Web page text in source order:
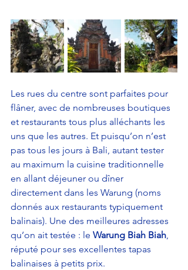
Les rues du centre sont parfaites pour
flâner, avec de nombreuses boutiques
et restaurants tous plus alléchants les
uns que les autres. Et puisqu’on n’est
pas tous les jours à Bali, autant tester
au maximum la cuisine traditionnelle
en allant déjeuner ou dîner
directement dans les Warung (noms
donnés aux restaurants typiquement
balinais). Une des meilleures adresses
qu’on ait testée : le Warung Biah Biah,
réputé pour ses excellentes tapas
balinaises à petits prix.